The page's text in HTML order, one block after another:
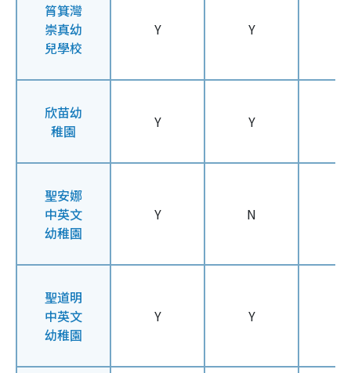
筲箕灣
崇真幼
兒學校
Y Y
欣苗幼
稚園
Y Y
聖安娜
中英文
幼稚園
Y N
聖道明
中英文
幼稚園
Y Y